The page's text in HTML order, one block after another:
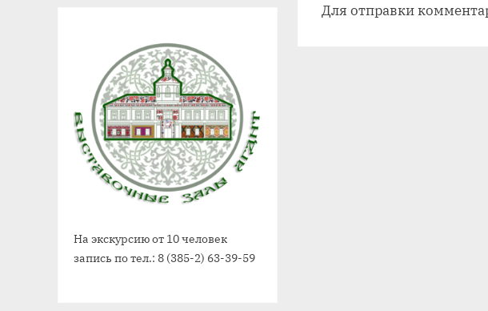
Для отправки
На экскурсию от 10 человек
запись по тел.: 8 (385-2) 63-39-59